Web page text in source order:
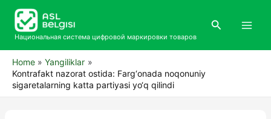
contentНациональная система цифровой маркировки товаров
Search
Home
Yangiliklar
Kontrafakt nazorat ostida: Farg‘onada noqonuniy
sigaretalarning katta partiyasi yo‘q qilindi